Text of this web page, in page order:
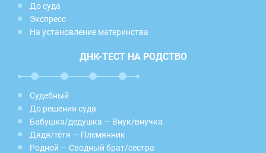
До суда
Экспресс
На установление материнства
ДНК-ТЕСТ НА РОДСТВО
Судебный
До решения суда
Бабушка/дедушка — Внук/внучка
Дядя/тётя — Племянник
Родной — Сводный брат/сестра